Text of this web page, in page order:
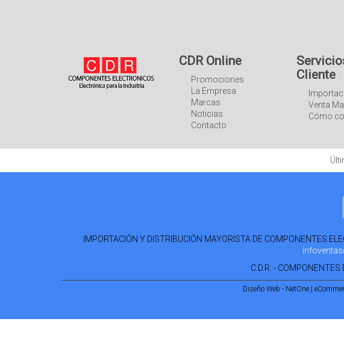
CDR Online
Promociones
La Empresa
Marcas
Noticias
Contacto
Cliente
Venta
Cómo
IMPORTACIÓN Y DISTRIBUCIÓN MAYORISTA DE COMPONENTES
C.D.R. -
Diseño Web - NetOne|